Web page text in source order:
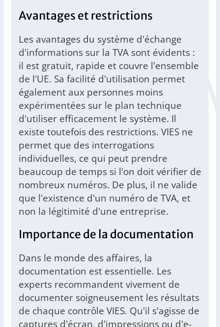
Avantages et restrictions
Les avantages du système d'échange
d'informations sur la TVA sont évidents :
il est gratuit, rapide et couvre l'ensemble
de l'UE. Sa facilité d'utilisation permet
également aux personnes moins
expérimentées sur le plan technique
d'utiliser efficacement le système. Il
existe toutefois des restrictions. VIES ne
permet que des interrogations
individuelles, ce qui peut prendre
beaucoup de temps si l'on doit vérifier de
nombreux numéros. De plus, il ne valide
que l'existence d'un numéro de TVA, et
non la légitimité d'une entreprise.
Importance de la documentation
Dans le monde des affaires, la
documentation est essentielle. Les
experts recommandent vivement de
documenter soigneusement les résultats
de chaque contrôle VIES. Qu'il s'agisse de
captures d'écran, d'impressions ou d'e-